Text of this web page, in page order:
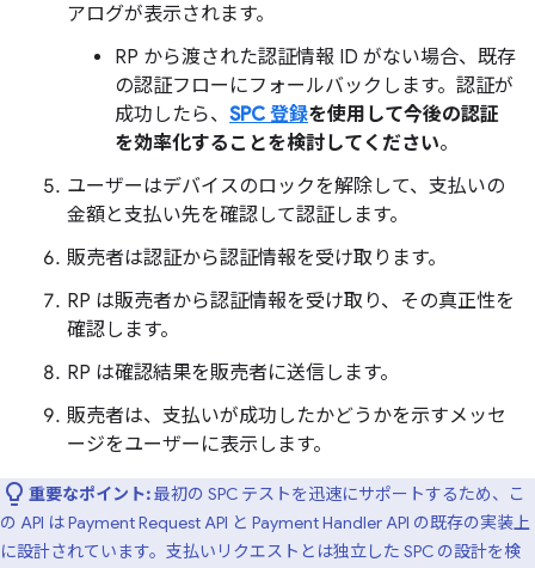
アログが表示されます。
RP から渡された認証情報 ID がない場合、既存
の認証フローにフォールバックします。認証が
成功したら、 SPC 登録を使用して今後の認証
を効率化することを検討してください。
ユーザーはデバイスのロックを解除して、支払いの
金額と支払い先を確認して認証します。
販売者は認証から認証情報を受け取ります。
RP は販売者から認証情報を受け取り、その真正性を
確認します。
RP は確認結果を販売者に送信します。
販売者は、支払いが成功したかどうかを示すメッセ
ージをユーザーに表示します。
重要なポイント:最初の SPC テストを迅速にサポートするため、こ
の API は Payment Request API と Payment Handler API の既存の実装上
に設計されています。支払いリクエストとは独立した SPC の設計を検